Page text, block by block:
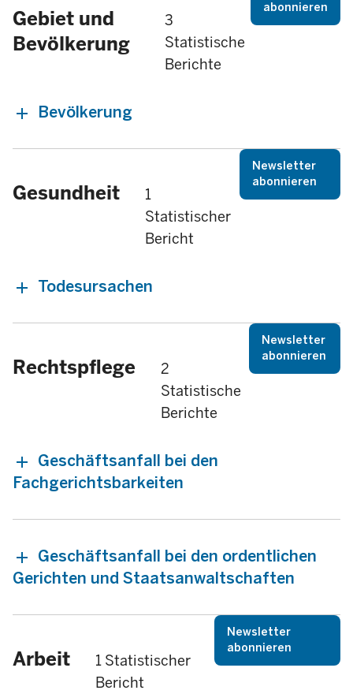
Gebiet und
Bevölkerung
3
Statistische
Berichte
abonnieren
Bevölkerung
Gesundheit
1
Statistischer
Bericht
Newsletter
abonnieren
Todesursachen
Rechtspflege
2
Statistische
Berichte
Newsletter
abonnieren
Geschäftsanfall bei den
Fachgerichtsbarkeiten
Geschäftsanfall bei den ordentlichen
Gerichten und Staatsanwaltschaften
Arbeit
1 Statistischer
Bericht
Newsletter
abonnieren